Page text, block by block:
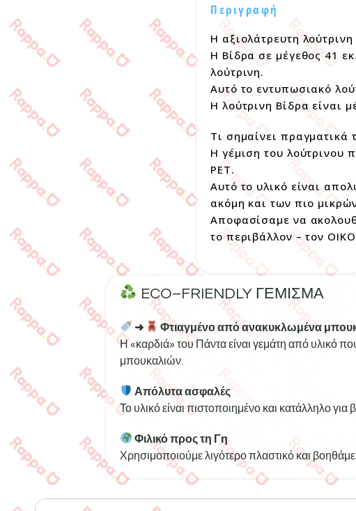
Περιγραφή
Η αξιολάτρευτη
Η Βίδρα σε μέγεθος 41
λούτρινη.
Αυτό το εντυπωσιακό
Η λούτρινη Βίδρα είναι
Τι σημαίνει πραγματικά
Η γέμιση του λούτρινου
PET.
Αυτό το υλικό είναι
ακόμη και των πιο
Αποφασίσαμε να
το περιβάλλον – τον
ECO–FRIENDLY ΓΕΜΙΣΜΑ
➜
Φτιαγμένο από ανακυκλωμένα
Η «καρδιά» του Πάντα είναι γεμάτη από υλικό
μπουκαλιών.
Απόλυτα ασφαλές
Το υλικό είναι πιστοποιημένο και κατάλληλο για
Φιλικό προς τη Γη
Χρησιμοποιούμε λιγότερο πλαστικό και